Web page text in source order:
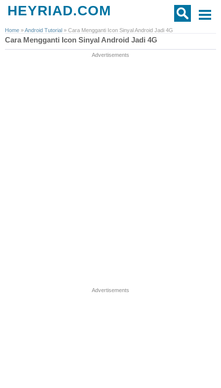
HEYRIAD.COM
Home »Android Tutorial » Cara Mengganti Icon Sinyal Android Jadi 4G
Cara Mengganti Icon Sinyal Android Jadi 4G
Advertisements
Advertisements